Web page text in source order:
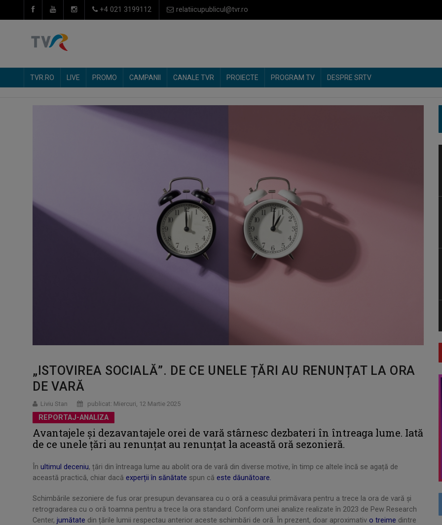
+4 021 3199112 relatiicupublicul@tvr.ro
TVR.RO LIVE PROMO CAMPANII CANALE TVR PROIECTE PROGRAM TV DESPRE SRTV
„ISTOVIREA SOCIALĂ”. DE CE UNELE ȚĂRI AU RENUNȚAT LA ORA
DE VARĂ
Liviu Stan publicat: Miercuri, 12 Martie 2025
REPORTAJ-ANALIZA
Avantajele și dezavantajele orei de vară stârnesc dezbateri în întreaga lume. Iată
de ce unele țări au renunțat au renunțat la această oră sezonieră.
În ultimul deceniu, țări din întreaga lume au abolit ora de vară din diverse motive, în timp ce altele încă se agață de
această practică, chiar dacă experții în sănătate spun că este dăunătoare.
Schimbările sezoniere de fus orar presupun devansarea cu o oră a ceasului primăvara pentru a trece la ora de vară și
retrogradarea cu o oră toamna pentru a trece la ora standard. Conform unei analize realizate în 2023 de Pew Research
Center, jumătate din țările lumii respectau anterior aceste schimbări de oră. În prezent, doar aproximativ o treime dintre